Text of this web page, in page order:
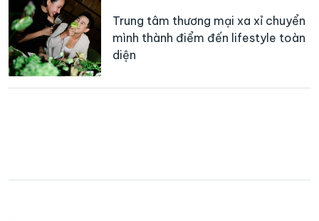
Trung tâm thương mại xa xỉ chuyển
mình thành điểm đến lifestyle toàn
diện